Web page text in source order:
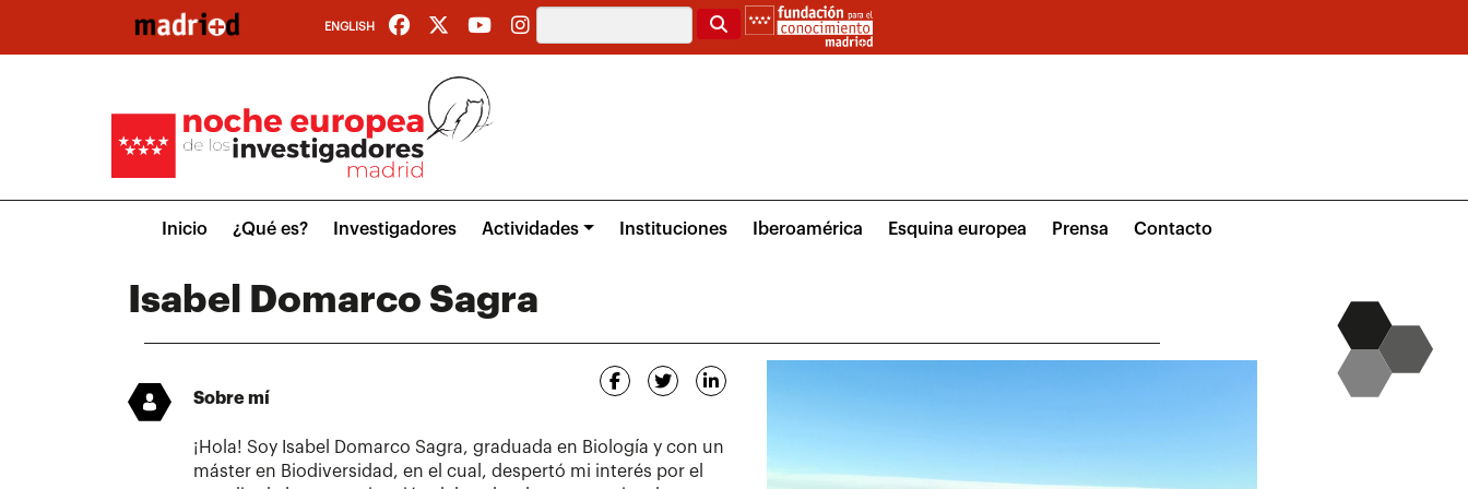
contenido
ENGLISH Buscar
menuInicio ¿Qué es? Investigadores Actividades Instituciones Iberoamérica Esquina europea Prensa Contacto
Isabel Domarco Sagra
Sobre mí
¡Hola! Soy Isabel Domarco Sagra, graduada en Biología y con un
máster en Biodiversidad, en el cual, despertó mi interés por el